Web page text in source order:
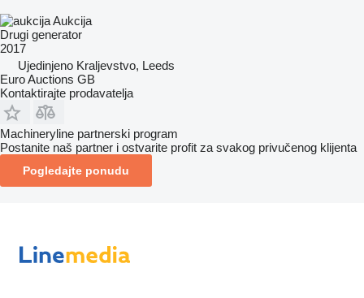
Aukcija
Drugi generator
2017
Ujedinjeno Kraljevstvo, Leeds
Euro Auctions GB
Kontaktirajte prodavatelja
Machineryline partnerski program
Postanite naš partner i ostvarite profit za svakog privučenog klijenta
Pogledajte ponudu